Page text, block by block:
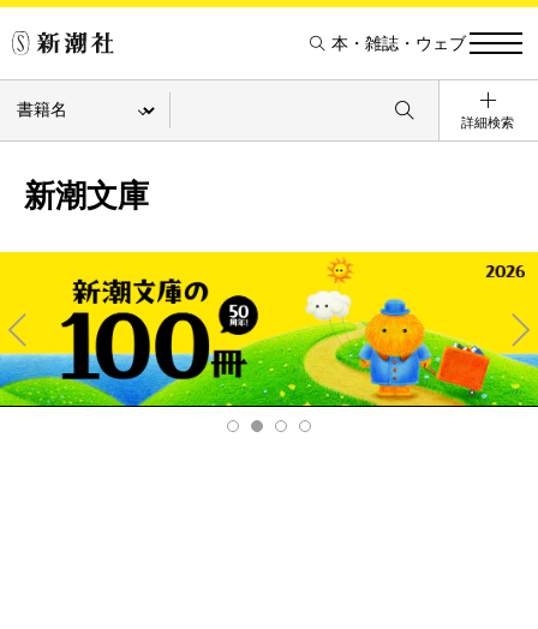
本・雑誌・ウェブ
詳細検索
新潮文庫
Pre
v
Ne
xt